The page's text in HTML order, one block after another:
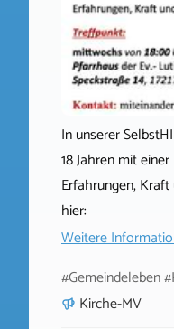
In unserer
18 Jahren mit
Erfahrungen,
hier:
Weitere
#Gemeindeleben
Kirche-MV